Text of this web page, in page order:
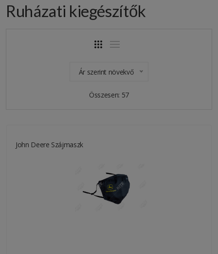
Ruházati kiegészítők
Ár szerint növekvő
Összesen: 57
John Deere Szájmaszk